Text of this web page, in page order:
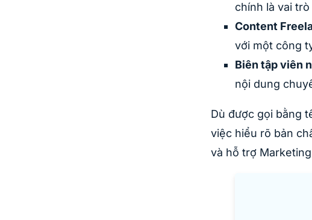
chính là vai
Content
với một công
Biên tập viên
nội dung
Dù được gọi bằng
việc hiểu rõ bản
và hỗ trợ